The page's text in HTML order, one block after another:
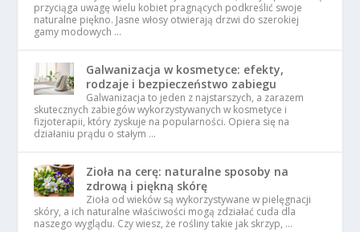
przyciąga uwagę wielu kobiet pragnących podkreślić swoje
naturalne piękno. Jasne włosy otwierają drzwi do szerokiej
gamy modowych …
Galwanizacja w kosmetyce: efekty,
rodzaje i bezpieczeństwo zabiegu
Galwanizacja to jeden z najstarszych, a zarazem
skutecznych zabiegów wykorzystywanych w kosmetyce i
fizjoterapii, który zyskuje na popularności. Opiera się na
działaniu prądu o stałym …
Zioła na cerę: naturalne sposoby na
zdrową i piękną skórę
Zioła od wieków są wykorzystywane w pielęgnacji
skóry, a ich naturalne właściwości mogą zdziałać cuda dla
naszego wyglądu. Czy wiesz, że rośliny takie jak skrzyp, …